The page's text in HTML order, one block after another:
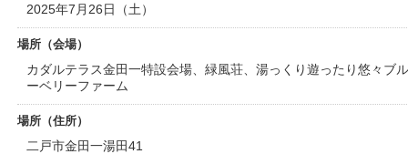
2025年7月26日（土）
場所（会場）
カダルテラス金田一特設会場、緑風荘、湯っくり遊ったり悠々ブル
ーベリーファーム
場所（住所）
二戸市金田一湯田41